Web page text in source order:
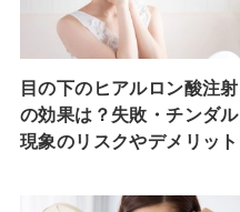
目の下のヒアルロン酸注射
の効果は？失敗・チンダル
現象のリスクやデメリット